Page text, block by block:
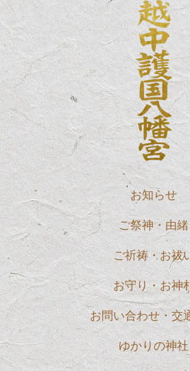
お知らせ
ご祭神・由緒
ご祈祷・お祓
お守り・お神
お問い合わせ・交
ゆかりの神社